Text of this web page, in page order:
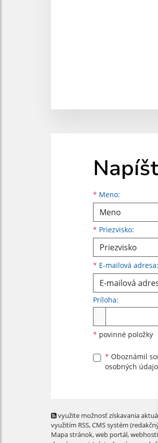
* Meno:
Meno
* Priezvisko:
Priezvisko
* E-mailová adresa:
E-mailová adresa
Príloha:
* povinné položky
* Oboznámil
osobných
využite možnosť získavania
využitím RSS, CMS systém
Mapa stránok,web portál,